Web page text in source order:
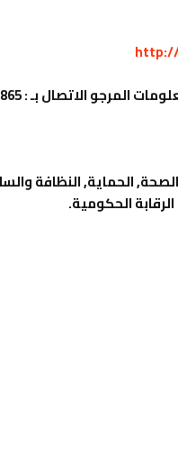
المرجو الاتصال بـ : 0522673865
الحماية, النظافة
الحكومية.